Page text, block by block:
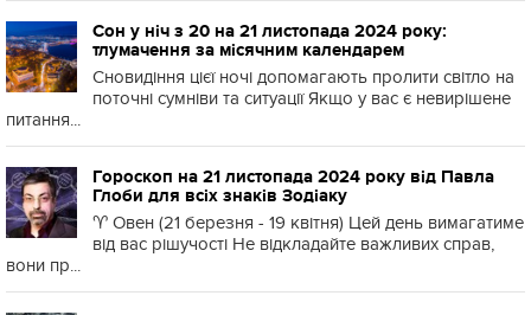
Сон у ніч з 20 на 21 листопада 2024 року:
тлумачення за місячним календарем
Сновидіння цієї ночі допомагають пролити світло на
поточні сумніви та ситуації Якщо у вас є невирішене
питання...
Гороскоп на 21 листопада 2024 року від Павла
Глоби для всіх знаків Зодіаку
♈️ Овен (21 березня - 19 квітня) Цей день вимагатиме
від вас рішучості Не відкладайте важливих справ,
вони пр...